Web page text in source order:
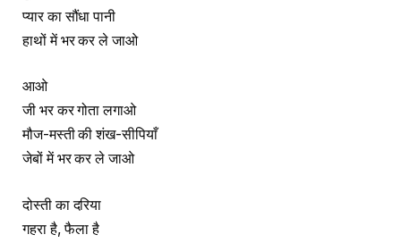
प्यार का सौंधा पानी
हाथों में भर कर ले जाओ
आओ
जी भर कर गोता लगाओ
मौज-मस्ती की शंख-सीपियाँ
जेबों में भर कर ले जाओ
दोस्ती का दरिया
गहरा है, फैला है